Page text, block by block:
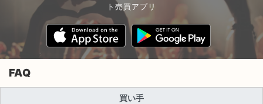
ト売買アプリ
FAQ
買い手